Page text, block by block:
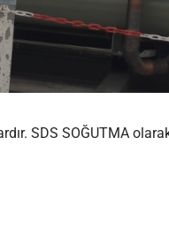
SDS SOĞUTMA